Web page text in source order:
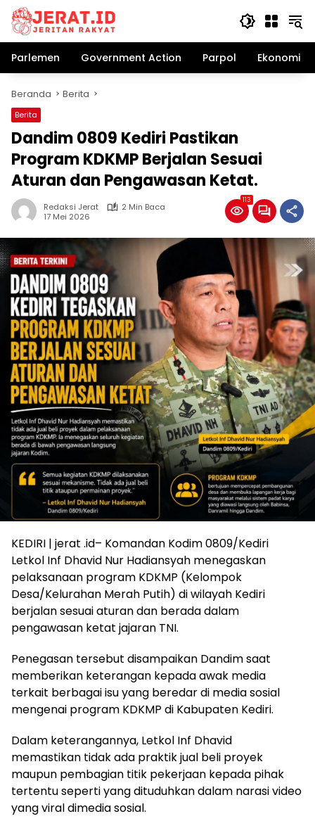
Langsung
konten
Parlemen
Government Action Parpol Ekonomi
Beranda Berita
Berita
Dandim 0809 Kediri Pastikan
Program KDKMP Berjalan Sesuai
Aturan dan Pengawasan Ketat.
Redaksi Jerat
2 Min Baca
17 Mei 2026
113
KEDIRI | jerat .id– Komandan Kodim 0809/Kediri
Letkol Inf Dhavid Nur Hadiansyah menegaskan
pelaksanaan program KDKMP (Kelompok
Desa/Kelurahan Merah Putih) di wilayah Kediri
berjalan sesuai aturan dan berada dalam
pengawasan ketat jajaran TNI.
Penegasan tersebut disampaikan Dandim saat
memberikan keterangan kepada awak media
terkait berbagai isu yang beredar di media sosial
mengenai program KDKMP di Kabupaten Kediri.
Dalam keterangannya, Letkol Inf Dhavid
memastikan tidak ada praktik jual beli proyek
maupun pembagian titik pekerjaan kepada pihak
tertentu seperti yang dituduhkan dalam narasi video
yang viral dimedia sosial.